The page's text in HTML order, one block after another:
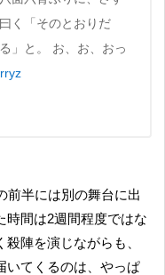
く「そのとおりだ
」と。 お、お、おっ
前半には別の舞台に出
時間は2週間程度ではな
陣を演じながらも、
いてくるのは、やっぱ